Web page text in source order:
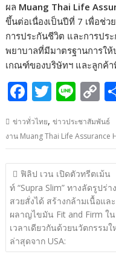
ผล Muang Thai Life
ขึ้นต่อเนื่องเป็นปีที่ 7 เพื่อช่ว
การประกันชีวิต และการปร
พยาบาลที่มีมาตรฐานการใ
เกณฑ์ของบริษัทฯ และลูกค้า
F
ac
e
b
o
o
k
T
itt
er
Li
e
C
o
p
y
Li
n
k
ข่าวทั่วไทย,ข่าวประชาสัมพันธ์
งาน Muang Thai Life Assurance
แนะแนว
เรื่อง
ฟิลิป เวน เปิดตัวทรีตเม้น
ท์ “Supra Slim” ทางลัดรูปร่าง
สวยสั่งได้ สร้างกล้ามเนื้อและ
ผลาญไขมัน Fit and Firm ใน
เวลาเดียวกันด้วยนวัตกรรมใ
ล่าสุดจาก USA: